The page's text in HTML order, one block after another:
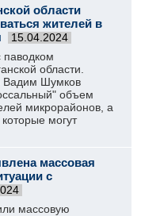
области
жителей в
15.04.2024
паводком
области.
Вадим Шумков
объем
микрорайонов, а
могут
массовая
с
массовую